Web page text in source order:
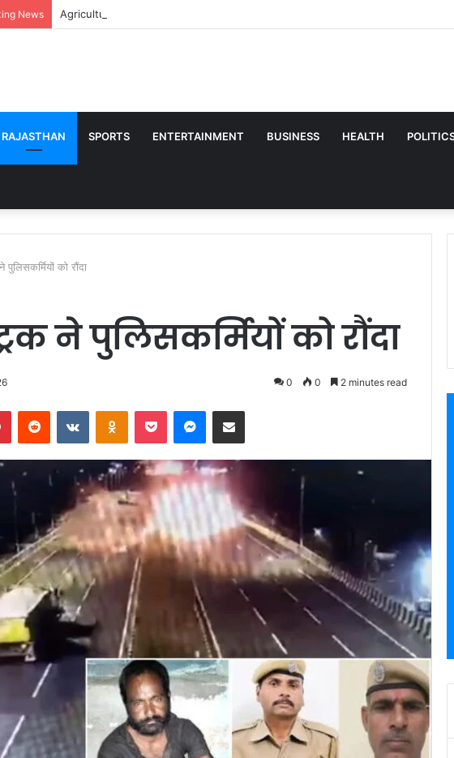
News Agriculture News: कपास की फसल में फूल गिर रहे हैं? ये तरीका अपनाएंगे तो तुरंत दिखेगा असर
RAJASTHAN SPORTS ENTERTAINMENT BUSINESS HEALTH
को रौंदा
ने पुलिसकर्मियों को रौंदा
0 0 2 minutes read
PinterestReddit VKontakteOdnoklassniki
Pocket Messenger
Share via Email